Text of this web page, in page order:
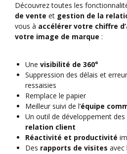
Découvrez toutes les
de vente et gestion de la
vous à accélérer votre chiffre
votre image de marque :
Une visibilité de 360°
Suppression des délais et
ressaisies
Remplace le papier
Meilleur suivi de l’équipe
Un outil de développement des
relation client
Réactivité et productivité
Des rapports de visites avec